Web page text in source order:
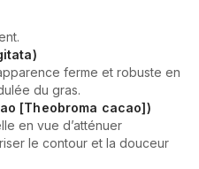
ferme et robuste en
du gras.
[Theobroma cacao])
en vue d’atténuer
le contour et la douceur